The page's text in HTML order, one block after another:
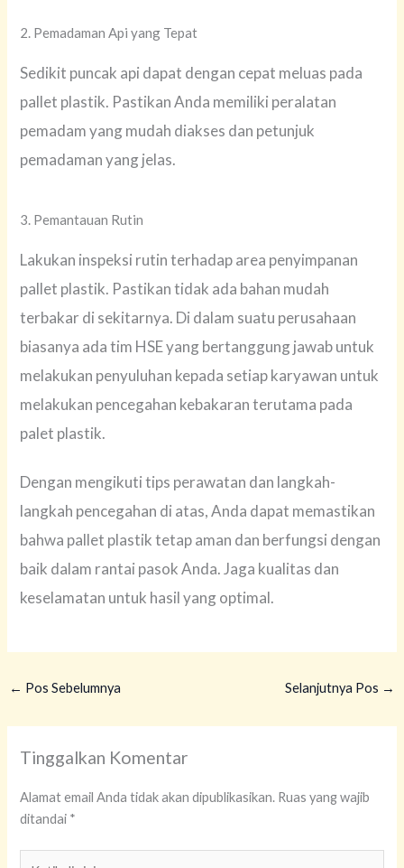
2. Pemadaman Api yang Tepat
Sedikit puncak api dapat dengan cepat meluas pada
pallet plastik. Pastikan Anda memiliki peralatan
pemadam yang mudah diakses dan petunjuk
pemadaman yang jelas.
3. Pemantauan Rutin
Lakukan inspeksi rutin terhadap area penyimpanan
pallet plastik. Pastikan tidak ada bahan mudah
terbakar di sekitarnya. Di dalam suatu perusahaan
biasanya ada tim HSE yang bertanggung jawab untuk
melakukan penyuluhan kepada setiap karyawan untuk
melakukan pencegahan kebakaran terutama pada
palet plastik.
Dengan mengikuti tips perawatan dan langkah-
langkah pencegahan di atas, Anda dapat memastikan
bahwa pallet plastik tetap aman dan berfungsi dengan
baik dalam rantai pasok Anda. Jaga kualitas dan
keselamatan untuk hasil yang optimal.
← Pos Sebelumnya Selanjutnya Pos →
Tinggalkan Komentar
Alamat email Anda tidak akan dipublikasikan. Ruas yang wajib
ditandai *